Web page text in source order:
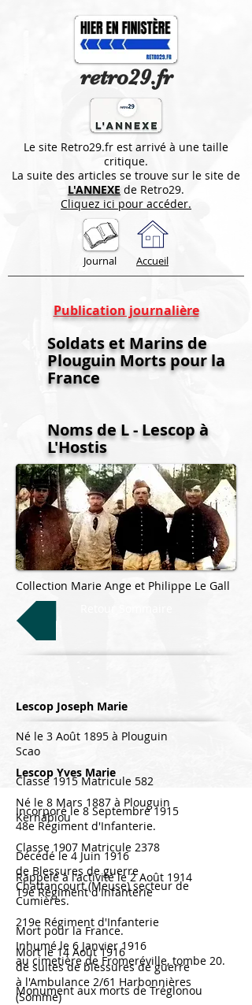
retro29.fr
Le site Retro29.fr est arrivé à une taille
critique.
La suite des articles se trouve sur le site de
L'ANNEXE de Retro29.
Cliquez ici pour accéder.
Journal Accueil
Publication journalière
Soldats et Marins de
Plouguin Morts pour la
France
Noms de L - Lescop à
L'Hostis
Lescop Joseph Marie
Né le 3 Août 1895 à Plouguin
Scao
Classe 1915 Matricule 582
Incorporé le 8 Septembre 1915
48e Régiment d'Infanterie.
Décédé le 4 Juin 1916
de Blessures de guerre
Chattancourt (Meuse) secteur de
Cumières.
Mort pour la France.
Inhumé le 6 Janvier 1916
au cimetière de Fromeréville, tombe 20.
Monument aux morts de Tréglonou
Lescop Yves Marie
Né le 8 Mars 1887 à Plouguin
Kernabiou
Classe 1907 Matricule 2378
Rappelé à l'activité le 2 Août 1914
19e Régiment d'Infanterie
219e Régiment d'Infanterie
Mort le 14 Août 1916
de suites de blessures de guerre
à l'Ambulance 2/61 Harbonnières
(Somme)
Collection Marie Ange et Philippe Le Gall